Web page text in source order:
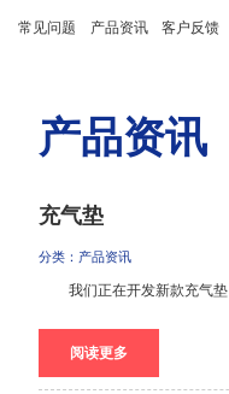
常见问题 产品资讯 客户反馈
产品资讯
充气垫
分类：产品资讯
我们正在开发新款充气垫
阅读更多